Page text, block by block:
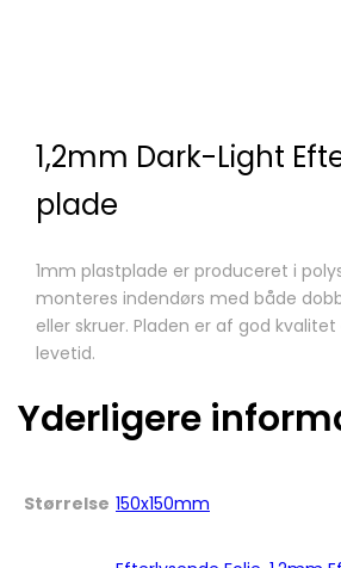
1,2mm Dark-Light
plade
1mm plastplade er produceret i
monteres indendørs med både
eller skruer. Pladen er af god kvalitet
levetid.
Yderligere
Størrelse 150x150mm